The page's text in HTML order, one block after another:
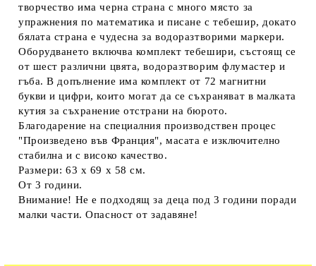
творчество има черна страна с много място за
упражнения по математика и писане с тебешир, докато
бялата страна е чудесна за водоразтворими маркери.
Оборудването включва комплект тебешири, състоящ се
от шест различни цвята, водоразтворим флумастер и
гъба. В допълнение има комплект от 72 магнитни
букви и цифри, които могат да се съхраняват в малката
кутия за съхранение отстрани на бюрото.
Благодарение на специалния производствен процес
"Произведено във Франция", масата е изключително
стабилна и с високо качество.
Размери: 63 х 69 х 58 см.
От 3 години.
Внимание! Не е подходящ за деца под 3 години поради
малки части. Опасност от задавяне!